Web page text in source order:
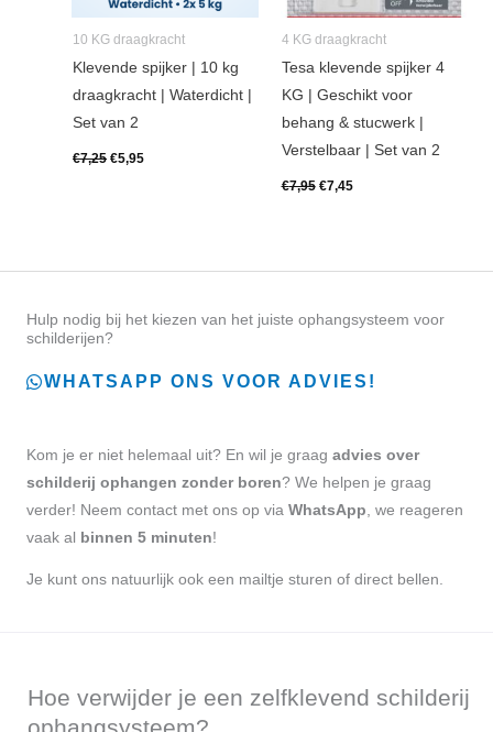
10 KG draagkracht
Klevende spijker | 10 kg
draagkracht | Waterdicht |
Set van 2
€7,25 €5,95
4 KG draagkracht
Tesa klevende spijker 4
KG | Geschikt voor
behang & stucwerk |
Verstelbaar | Set van 2
€7,95 €7,45
Hulp nodig bij het kiezen van het juiste ophangsysteem voor
schilderijen?
WHATSAPP ONS VOOR ADVIES!
Kom je er niet helemaal uit? En wil je graag advies over
schilderij ophangen zonder boren? We helpen je graag
verder! Neem contact met ons op via WhatsApp , we reageren
vaak al binnen 5 minuten!
Je kunt ons natuurlijk ook een mailtje sturen of direct bellen.
Hoe verwijder je een zelfklevend schilderij